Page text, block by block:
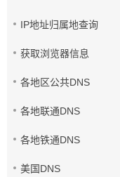
IP地址归属地查询
获取浏览器信息
各地区公共DNS
各地联通DNS
各地铁通DNS
美国DNS